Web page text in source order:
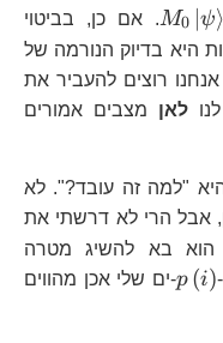
M0 ∣ψ⟩ . אם כן, בביטוי
היא בדיוק הנורמה של
רוצים להעביר את
לאן מצבים אמורים
"למה זה עובד?". לא
אבל הרי לא דרשתי את
בא להשיג מטרה
p (i)
-ים שלי אכן מהווים